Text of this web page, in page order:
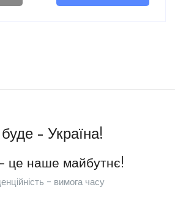
- Україна!
це наше майбутнє!
- вимога часу